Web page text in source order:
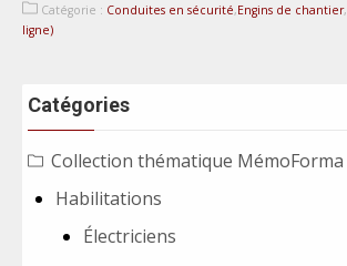
Catégorie : Conduites en sécurité,Engins de chantier,
ligne)
Catégories
Collection thématique MémoForma
Habilitations
Électriciens